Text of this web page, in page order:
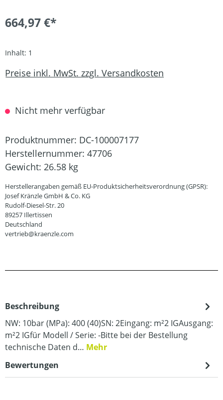
664,97 €*
Inhalt: 1
Preise inkl. MwSt. zzgl. Versandkosten
Nicht mehr verfügbar
Produktnummer: DC-100007177
Herstellernummer: 47706
Gewicht: 26.58 kg
Herstellerangaben gemäß EU-Produktsicherheitsverordnung (GPSR):
Josef Kränzle GmbH & Co. KG
Rudolf-Diesel-Str. 20
89257 Illertissen
Deutschland
vertrieb@kraenzle.com
Beschreibung
NW: 10bar (MPa): 400 (40)SN: 2Eingang: m²2 IGAusgang:
m²2 IGfür Modell / Serie: -Bitte bei der Bestellung
technische Daten d… Mehr
Bewertungen